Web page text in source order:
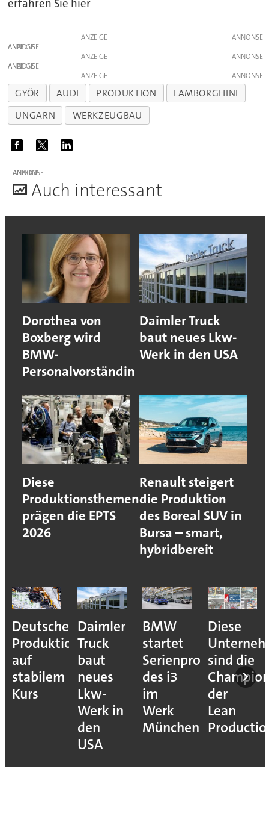
erfahren Sie hier
ANZEIGE
ANZEIGE
ANZEIGE
ANZEIGE
ANZEIGE
GYÖR AUDI PRODUKTION
LAMBORGHINI
UNGARN
WERKZEUGBAU
ANZEIGE
Auch interessant
Dorothea von
Boxberg wird
BMW-
Personalvorständin
Daimler Truck
baut neues Lkw-
Werk in den USA
Diese
Produktionsthemen
prägen die EPTS
2026
Renault steigert
die Produktion
des Boreal SUV in
Bursa – smart,
hybridbereit
Deutsche
Produktion
auf
stabilem
Kurs
Daimler
Truck
baut
neues
Lkw-
Werk in
den
USA
BMW
startet
Serienproduktion
des i3
im
Werk
München
Diese
sind die
der
Lean